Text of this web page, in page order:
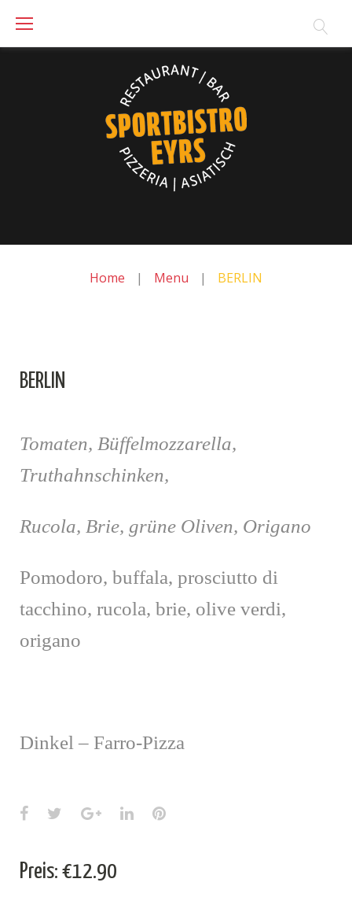
Skip
to
Home | Menu | BERLIN
BERLIN
Tomaten, Büffelmozzarella,
Truthahnschinken,
Rucola, Brie, grüne Oliven, Origano
Pomodoro, buffala, prosciutto di
tacchino, rucola, brie, olive verdi,
origano
Dinkel – Farro-Pizza
Facebook
TwitterGoogle+LinkedInPinterest
Preis: €12.90